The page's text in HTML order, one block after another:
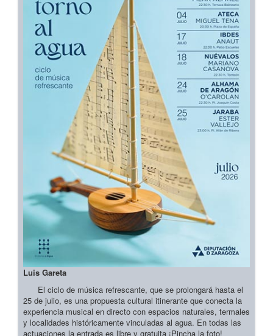
Luis Gareta
El ciclo de música refrescante, que se prolongará hasta el
25 de julio, es una propuesta cultural itinerante que conecta la
experiencia musical en directo con espacios naturales, termales
y localidades históricamente vinculadas al agua. En todas las
actuaciones la entrada es libre y gratuita ¡Pincha la foto!